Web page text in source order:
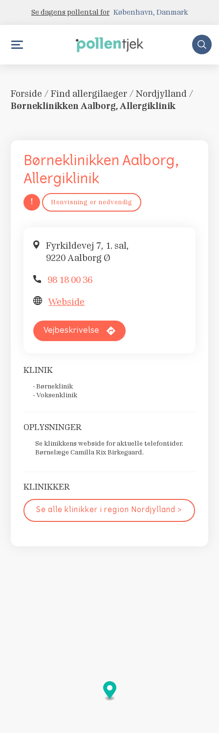
Se dagens pollental for København, Danmark
Forside / Find allergilaeger / Nordjylland /
Børneklinikken Aalborg, Allergiklinik
Børneklinikken Aalborg,
Allergiklinik
! Henvisning er nødvendig
Fyrkildevej 7, 1. sal,
9220 Aalborg Ø
98 18 00 36
Webside
Vejbeskrivelse
KLINIK
Børneklinik
Voksenklinik
OPLYSNINGER
Se klinikkens webside for aktuelle telefontider.
Børnelæge Camilla Rix Birkegaard.
KLINIKKER
Se alle klinikker i region Nordjylland >